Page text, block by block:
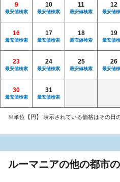
9
最安値検索
10
最安値検索
11
最安値検索
12
最安値
16
最安値検索
17
最安値検索
18
最安値検索
19
最安値
23
最安値検索
24
最安値検索
25
最安値検索
26
最安値
30
最安値検索
31
最安値検索
※単位【円】 表示されている価格はその日
ルーマニアの他の都市